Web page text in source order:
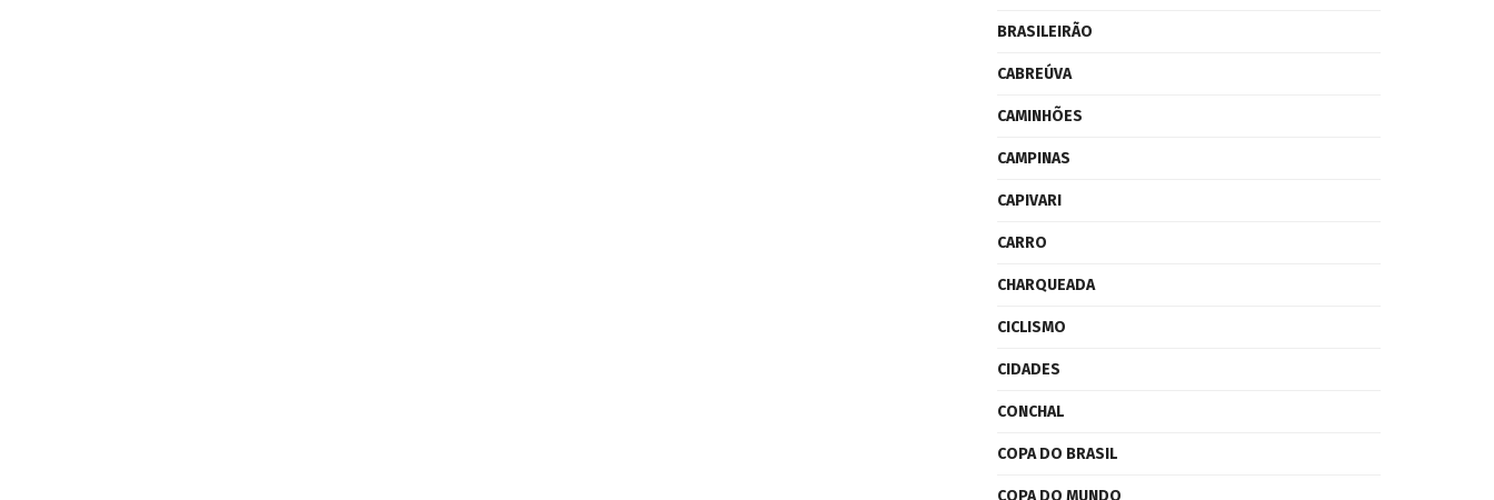
BRASILEIRÃO
CABREÚVA
CAMINHÕES
CAMPINAS
CAPIVARI
CARRO
CHARQUEADA
CICLISMO
CIDADES
CONCHAL
COPA DO BRASIL
COPA DO MUNDO